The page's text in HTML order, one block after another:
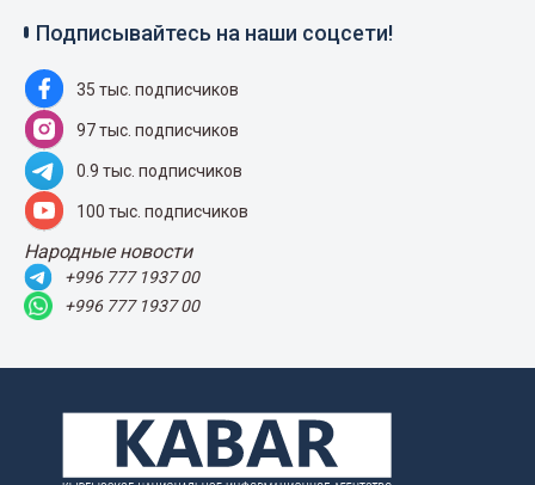
Подписывайтесь на наши соцсети!
35 тыс. подписчиков
97 тыс. подписчиков
0.9 тыс. подписчиков
100 тыс. подписчиков
Народные новости
+996 777 1937 00
+996 777 1937 00